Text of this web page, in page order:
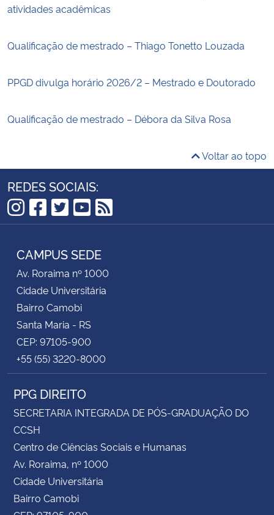
atividades acadêmicas
Qualificação de mestrado – Thiago Tonetto Louzada
PPGD divulga horário 2026/2 – Mestrado e Doutorado
Qualificação de mestrado – Débora da Silva Rosa
Voltar ao topo
REDES SOCIAIS:
Instagram
Facebook
Twitter
YouTube
RSS
CAMPUS SEDE
Av. Roraima nº 1000
Cidade Universitária
Bairro Camobi
Santa Maria - RS
CEP: 97105-900
+55 (55) 3220-8000
PPG DIREITO
SECRETARIA INTEGRADA DE PÓS-GRADUAÇÃO DO
CCSH
Centro de Ciências Sociais e Humanas
Av. Roraima, nº 1000
Cidade Universitária
Bairro Camobi